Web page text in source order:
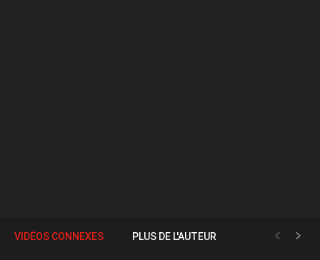
VIDÉOS CONNEXES PLUS DE L'AUTEUR